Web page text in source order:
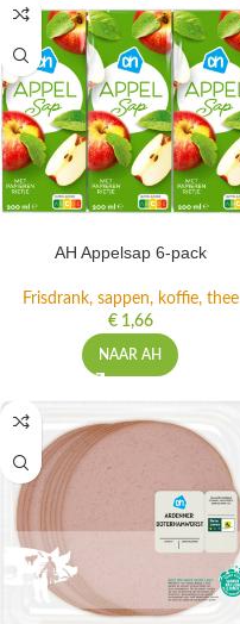
AH Appelsap 6-pack
Frisdrank, sappen, koffie, thee
€1,66
NAAR AH